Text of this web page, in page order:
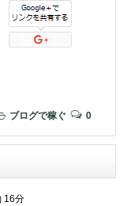
ブログで稼ぐ 0
16分